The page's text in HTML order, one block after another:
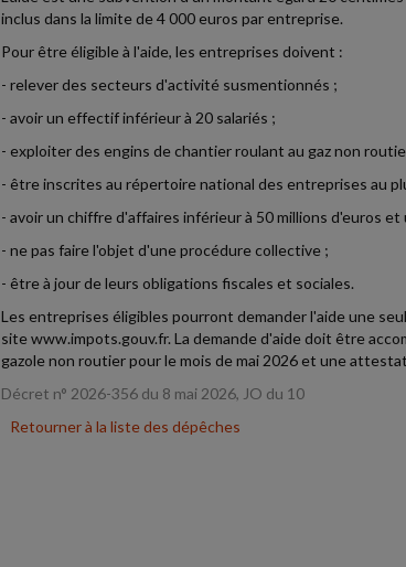
inclus dans la limite de 4 000 euros par entreprise.
Pour être éligible à l'aide, les entreprises doivent :
- relever des secteurs d'activité susmentionnés ;
- avoir un effectif inférieur à 20 salariés ;
- exploiter des engins de chantier roulant au gaz non
- être inscrites au répertoire national des entreprises au
- avoir un chiffre d'affaires inférieur à 50 millions d'euros
- ne pas faire l'objet d'une procédure collective ;
- être à jour de leurs obligations fiscales et sociales.
Les entreprises éligibles pourront demander l'aide une
site www.impots.gouv.fr. La demande d'aide doit être
gazole non routier pour le mois de mai 2026 et une
Décret n° 2026-356 du 8 mai 2026, JO du 10
Retourner à la liste des dépêches